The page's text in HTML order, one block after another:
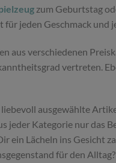
zum Geburtstag
jeden Geschmack und
aus verschiedenen
vertreten.
ausgewählte
jeder Kategorie nur das
ein Lächeln ins Gesicht
für den